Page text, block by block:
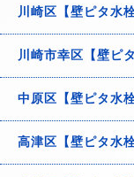
川崎区【壁ピタ水
川崎市幸区【壁ピ
中原区【壁ピタ水
高津区【壁ピタ水